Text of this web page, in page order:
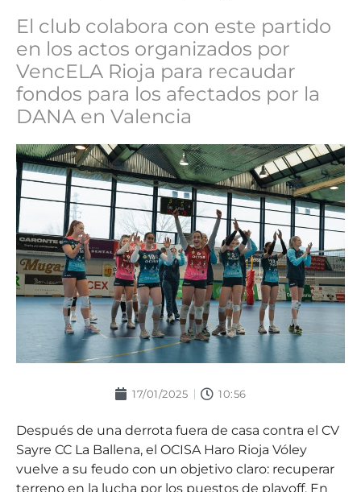
El club colabora con este partido
en los actos organizados por
VencELA Rioja para recaudar
fondos para los afectados por la
DANA en Valencia
17/01/2025 10:56
Después de una derrota fuera de casa contra el CV
Sayre CC La Ballena, el OCISA Haro Rioja Vóley
vuelve a su feudo con un objetivo claro: recuperar
terreno en la lucha por los puestos de playoff. En